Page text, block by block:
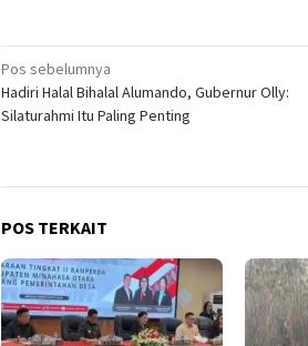
Navigasi
pos
Pos sebelumnya
Hadiri Halal Bihalal Alumando, Gubernur Olly:
Silaturahmi Itu Paling Penting
POS TERKAIT